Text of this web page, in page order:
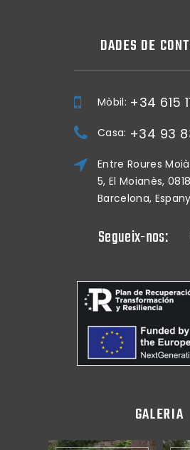
DADES DE
Mòbil: +34 615
Casa: +34 93
Entre Roures
5, El Moianès,
Barcelona,
Segueix-nos:
GALERIA